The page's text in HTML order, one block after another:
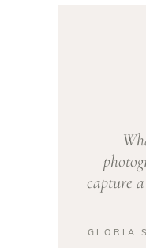
capture
GLORIA